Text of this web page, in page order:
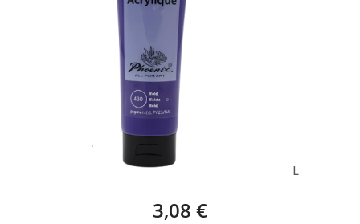
PHOENIX ACRÍLICO VIOLETA (430) – 120 ML
3,08 €